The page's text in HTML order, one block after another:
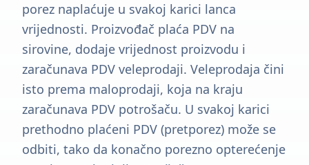
porez naplaćuje u svakoj karici lanca
vrijednosti. Proizvođač plaća PDV na
sirovine, dodaje vrijednost proizvodu i
zaračunava PDV veleprodaji. Veleprodaja čini
isto prema maloprodaji, koja na kraju
zaračunava PDV potrošaču. U svakoj karici
prethodno plaćeni PDV (pretporez) može se
odbiti, tako da konačno porezno opterećenje